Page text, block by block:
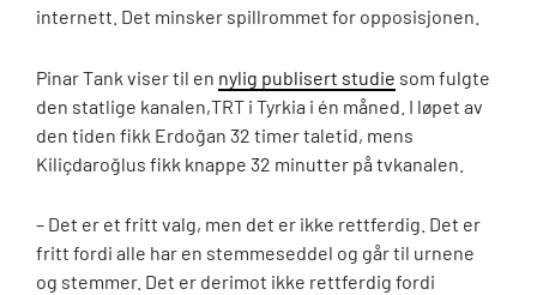
internett. Det minsker spillrommet for opposisjonen.
Pinar Tank viser til en nylig publisert studie som fulgte
den statlige kanalen,TRT i Tyrkia i én måned. I løpet av
den tiden fikk Erdoğan 32 timer taletid, mens
Kiliçdaroğlus fikk knappe 32 minutter på tvkanalen.
– Det er et fritt valg, men det er ikke rettferdig. Det er
fritt fordi alle har en stemmeseddel og går til urnene
og stemmer. Det er derimot ikke rettferdig fordi